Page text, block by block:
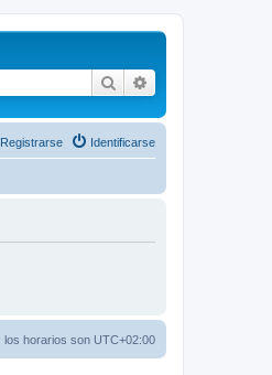
Buscar
Identificarse
Registrarse
los horarios son UTC+02:00